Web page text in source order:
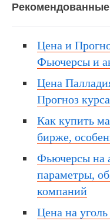
Цена и
Фьючерсы и
Цена
Прогноз курса
Как купить
бирже,
Фьючерсы на
параметры,
компаний
Цена на